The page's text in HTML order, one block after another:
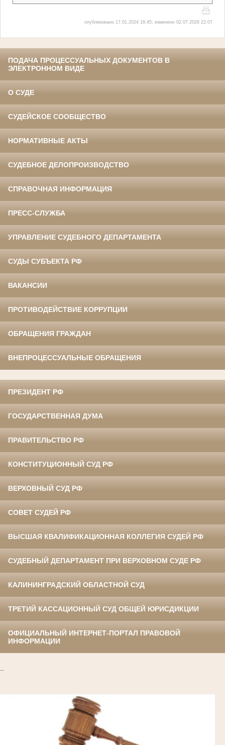
опубликовано 17.01.2024 16:45, изменено 02.07.2026 22:07
ПОДАЧА ПРОЦЕССУАЛЬНЫХ ДОКУМЕНТОВ В
ЭЛЕКТРОННОМ ВИДЕ
О СУДЕ
СУДЕЙСКОЕ СООБЩЕСТВО
НОРМАТИВНЫЕ АКТЫ
СУДЕБНОЕ ДЕЛОПРОИЗВОДСТВО
СПРАВОЧНАЯ ИНФОРМАЦИЯ
ПРЕСС-СЛУЖБА
УПРАВЛЕНИЕ СУДЕБНОГО ДЕПАРТАМЕНТА
СУДЫ СУБЪЕКТА РФ
ВАКАНСИИ
ПРОТИВОДЕЙСТВИЕ КОРРУПЦИИ
ОБРАЩЕНИЯ ГРАЖДАН
ВНЕПРОЦЕССУАЛЬНЫЕ ОБРАЩЕНИЯ
ПРЕЗИДЕНТ РФ
ГОСУДАРСТВЕННАЯ ДУМА
ПРАВИТЕЛЬСТВО РФ
КОНСТИТУЦИОННЫЙ СУД РФ
ВЕРХОВНЫЙ СУД РФ
СОВЕТ СУДЕЙ РФ
ВЫСШАЯ КВАЛИФИКАЦИОННАЯ КОЛЛЕГИЯ СУДЕЙ РФ
СУДЕБНЫЙ ДЕПАРТАМЕНТ ПРИ ВЕРХОВНОМ СУДЕ РФ
КАЛИНИНГРАДСКИЙ ОБЛАСТНОЙ СУД
ТРЕТИЙ КАССАЦИОННЫЙ СУД ОБЩЕЙ ЮРИСДИКЦИИ
ОФИЦИАЛЬНЫЙ ИНТЕРНЕТ-ПОРТАЛ ПРАВОВОЙ
ИНФОРМАЦИИ